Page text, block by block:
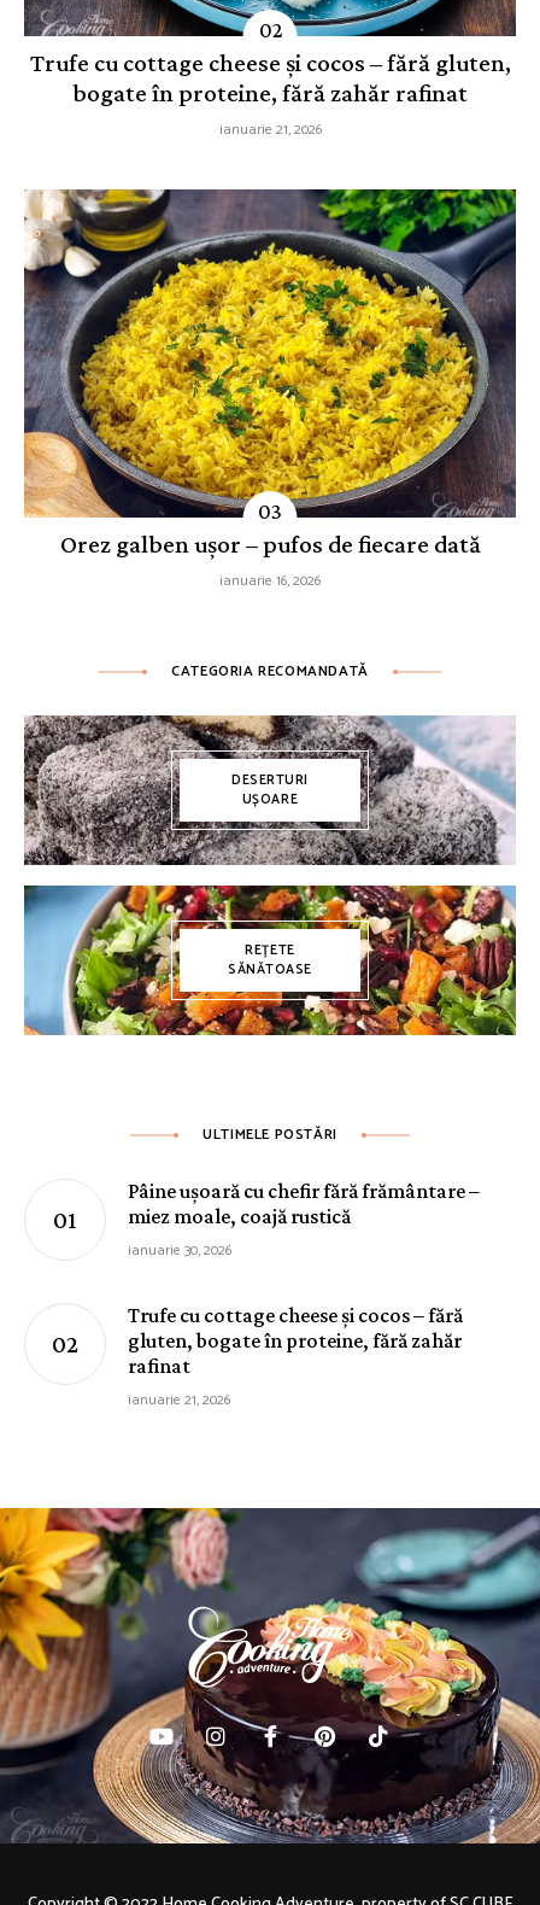
Trufe cu cottage cheese și cocos – fără gluten,
bogate în proteine, fără zahăr rafinat
ianuarie 21, 2026
Orez galben ușor – pufos de fiecare dată
ianuarie 16, 2026
CATEGORIA RECOMANDATĂ
DESERTURI
UȘOARE
REȚETE
SĂNĂTOASE
ULTIMELE POSTĂRI
Pâine ușoară cu chefir fără frământare –
miez moale, coajă rustică
ianuarie 30, 2026
Trufe cu cottage cheese și cocos – fără
gluten, bogate în proteine, fără zahăr
rafinat
ianuarie 21, 2026